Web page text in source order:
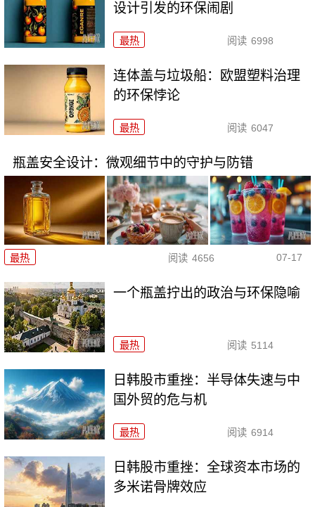
设计引发的环保闹剧
最热 阅读 6998
连体盖与垃圾船：欧盟塑料治理
的环保悖论
最热 阅读 6047
瓶盖安全设计：微观细节中的守护与防错
最热 阅读 4656 07-17
一个瓶盖拧出的政治与环保隐喻
最热 阅读 5114
日韩股市重挫：半导体失速与中
国外贸的危与机
最热 阅读 6914
日韩股市重挫：全球资本市场的
多米诺骨牌效应